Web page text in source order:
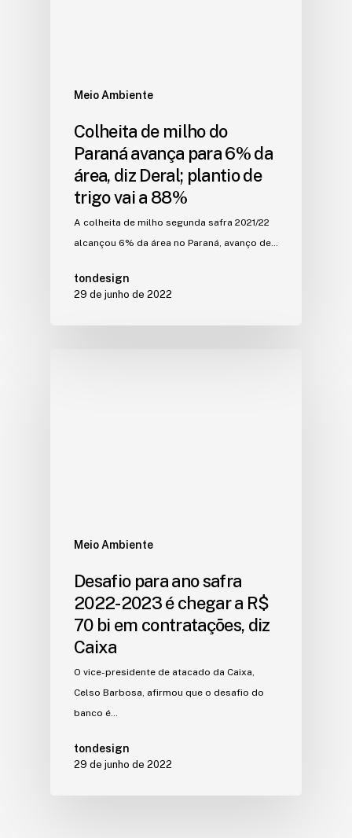
Meio Ambiente
Colheita de milho do
Paraná avança para 6% da
área, diz Deral; plantio de
trigo vai a 88%
A colheita de milho segunda safra 2021/22
alcançou 6% da área no Paraná, avanço de…
tondesign
29 de junho de 2022
Meio Ambiente
Desafio para ano safra
2022-2023 é chegar a R$
70 bi em contratações, diz
Caixa
O vice-presidente de atacado da Caixa,
Celso Barbosa, afirmou que o desafio do
banco é…
tondesign
29 de junho de 2022